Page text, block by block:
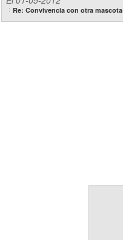
Re: Convivencia con otra mascota